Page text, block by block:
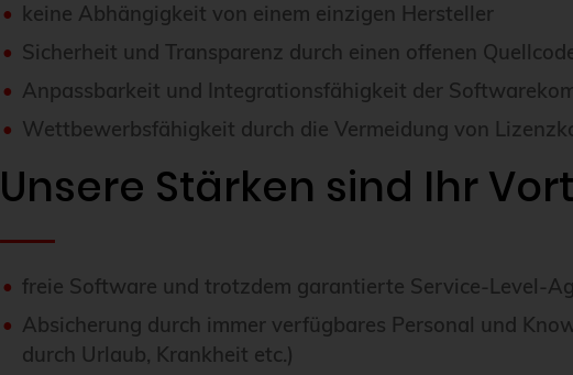
keine Abhängigkeit von einem einzigen Hersteller
Sicherheit und Transparenz durch einen offenen
Anpassbarkeit und Integrationsfähigkeit der
Wettbewerbsfähigkeit durch die Vermeidung von
Unsere Stärken sind Ihr
freie Software und trotzdem garantierte Service-Level-
Absicherung durch immer verfügbares Personal und
durch Urlaub, Krankheit etc.)